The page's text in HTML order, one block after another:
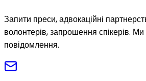
Запити преси, адвокаційні
волонтерів, запрошення спікерів.
повідомлення.